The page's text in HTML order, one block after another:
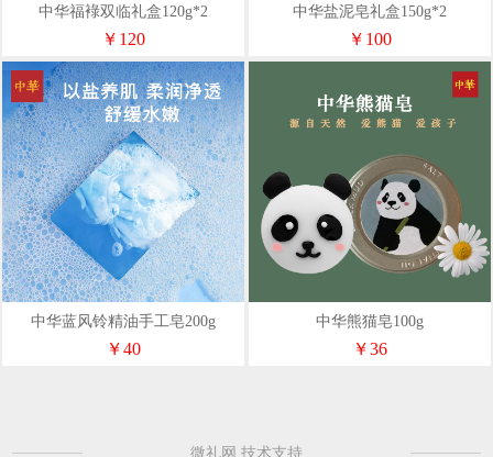
中华福䘵双临礼盒120g*2
￥120
中华盐泥皂礼盒150g*2
￥100
中华蓝风铃精油手工皂200g
￥40
中华熊猫皂100g
￥36
微礼网 技术支持